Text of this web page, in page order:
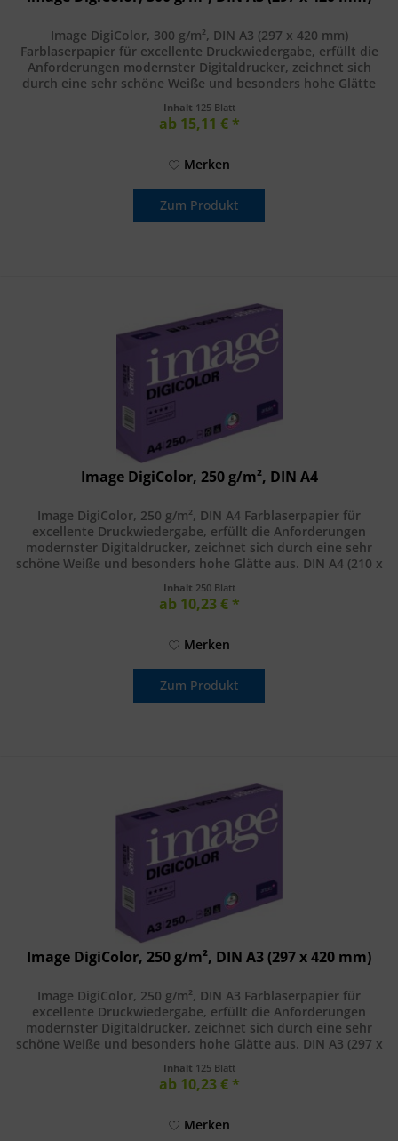
Image DigiColor, 300 g/m², DIN A3 (297 x 420 mm)
Farblaserpapier für excellente Druckwiedergabe, erfüllt die
Anforderungen modernster Digitaldrucker, zeichnet sich
durch eine sehr schöne Weiße und besonders hohe Glätte
Inhalt 125 Blatt
ab 15,11 € *
Merken
Zum Produkt
Image DigiColor, 250 g/m², DIN A4
Image DigiColor, 250 g/m², DIN A4 Farblaserpapier für
excellente Druckwiedergabe, erfüllt die Anforderungen
modernster Digitaldrucker, zeichnet sich durch eine sehr
schöne Weiße und besonders hohe Glätte aus. DIN A4 (210 x
Inhalt 250 Blatt
ab 10,23 € *
Merken
Zum Produkt
Image DigiColor, 250 g/m², DIN A3 (297 x 420 mm)
Image DigiColor, 250 g/m², DIN A3 Farblaserpapier für
excellente Druckwiedergabe, erfüllt die Anforderungen
modernster Digitaldrucker, zeichnet sich durch eine sehr
schöne Weiße und besonders hohe Glätte aus. DIN A3 (297 x
Inhalt 125 Blatt
ab 10,23 € *
Merken